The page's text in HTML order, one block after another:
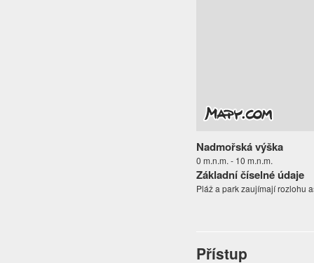
Nadmořská výška
0 m.n.m. - 10 m.n.m.
Základní číselné údaje
Pláž a park zaujímají rozlohu
Přístup